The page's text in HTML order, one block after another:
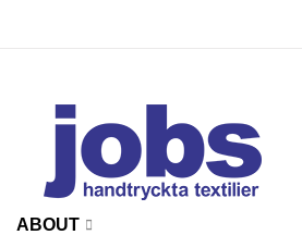
ABOUT